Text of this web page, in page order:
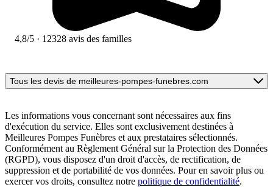
4,8/5 · 12328 avis des familles
Tous les devis de meilleures-pompes-funebres.com
Les informations vous concernant sont nécessaires aux fins
d'exécution du service. Elles sont exclusivement destinées à
Meilleures Pompes Funèbres et aux prestataires sélectionnés.
Conformément au Règlement Général sur la Protection des Données
(RGPD), vous disposez d'un droit d'accès, de rectification, de
suppression et de portabilité de vos données. Pour en savoir plus ou
exercer vos droits, consultez notre politique de confidentialité.